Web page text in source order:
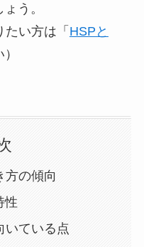
う。
たい方は「 HSPと
方の傾向
性
いている点